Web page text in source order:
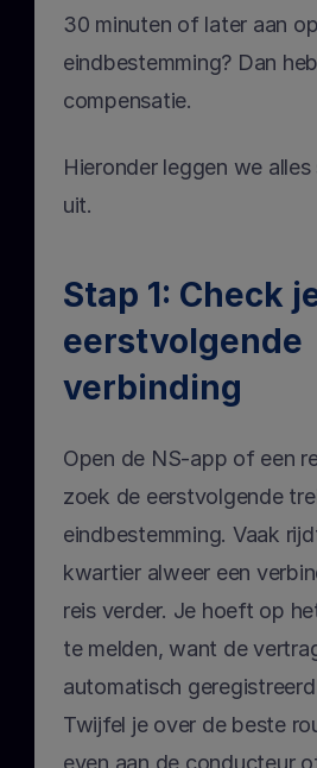
30 minuten of later aan
eindbestemming? Dan
compensatie.
Hieronder leggen we
uit.
Stap 1: Check
eerstvolgende
verbinding
Open de NS-app of een
zoek de eerstvolgende
eindbestemming. Vaak
kwartier alweer een
reis verder. Je hoeft op
te melden, want de
automatisch geregistreerd
Twijfel je over de beste
even aan de conducteur